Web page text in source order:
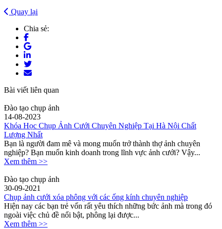
Quay lại
Chia sẻ:
Bài viết liên quan
Đào tạo chụp ảnh
14-08-2023
Khóa Học Chụp Ảnh Cưới Chuyên Nghiệp Tại Hà Nội Chất
Lượng Nhất
Bạn là người đam mê và mong muốn trở thành thợ ảnh chuyên
nghiệp? Bạn muốn kinh doanh trong lĩnh vực ảnh cưới? Vậy...
Xem thêm >>
Đào tạo chụp ảnh
30-09-2021
Chụp ảnh cưới xóa phông với các ống kính chuyên nghiệp
Hiện nay các bạn trẻ vốn rất yêu thích những bức ảnh mà trong đó
ngoài việc chủ đề nổi bật, phông lại được...
Xem thêm >>